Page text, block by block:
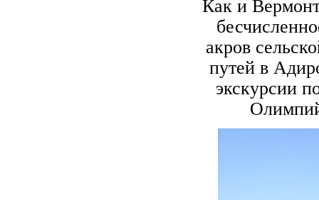
Как и
акров
путей в
экскурсии